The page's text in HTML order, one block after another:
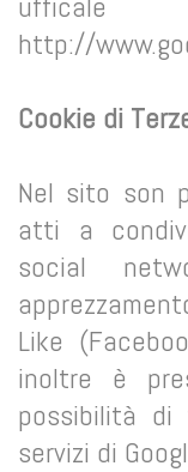
http://
Cookie di
Nel sito son
atti a
social
Like
inoltre è
possibilità di
servizi di